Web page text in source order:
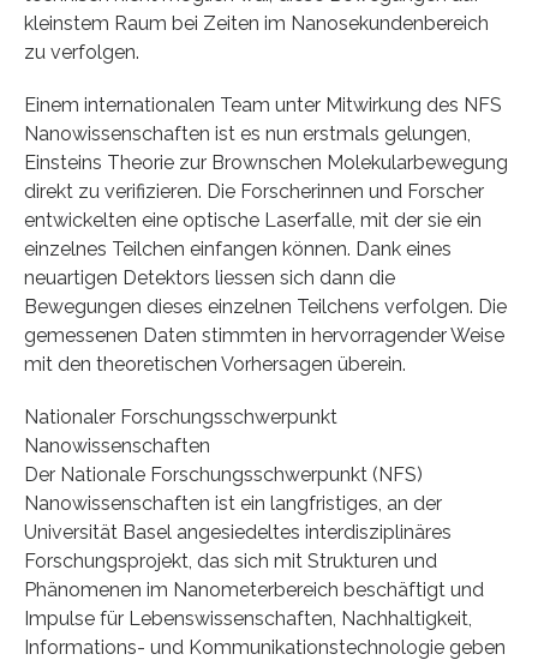
kleinstem Raum bei Zeiten im Nanosekundenbereich
zu verfolgen.
Einem internationalen Team unter Mitwirkung des NFS
Nanowissenschaften ist es nun erstmals gelungen,
Einsteins Theorie zur Brownschen Molekularbewegung
direkt zu verifizieren. Die Forscherinnen und Forscher
entwickelten eine optische Laserfalle, mit der sie ein
einzelnes Teilchen einfangen können. Dank eines
neuartigen Detektors liessen sich dann die
Bewegungen dieses einzelnen Teilchens verfolgen. Die
gemessenen Daten stimmten in hervorragender Weise
mit den theoretischen Vorhersagen überein.
Nationaler Forschungsschwerpunkt
Nanowissenschaften
Der Nationale Forschungsschwerpunkt (NFS)
Nanowissenschaften ist ein langfristiges, an der
Universität Basel angesiedeltes interdisziplinäres
Forschungsprojekt, das sich mit Strukturen und
Phänomenen im Nanometerbereich beschäftigt und
Impulse für Lebenswissenschaften, Nachhaltigkeit,
Informations- und Kommunikationstechnologie geben